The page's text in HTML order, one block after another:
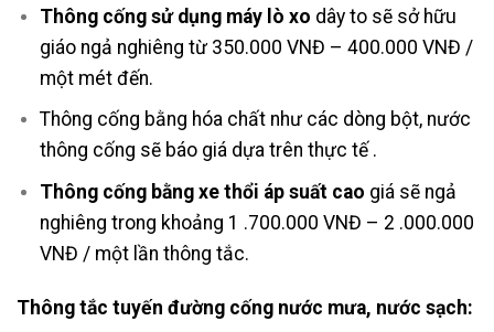
Thông cống sử dụng máy lò xo dây to sẽ sở hữu
giáo ngả nghiêng từ 350.000 VNĐ – 400.000 VNĐ /
một mét đến.
Thông cống bằng hóa chất như các dòng bột, nước
thông cống sẽ báo giá dựa trên thực tế .
Thông cống bằng xe thổi áp suất cao giá sẽ ngả
nghiêng trong khoảng 1 .700.000 VNĐ – 2 .000.000
VNĐ / một lần thông tắc.
Thông tắc tuyến đường cống nước mưa, nước sạch: